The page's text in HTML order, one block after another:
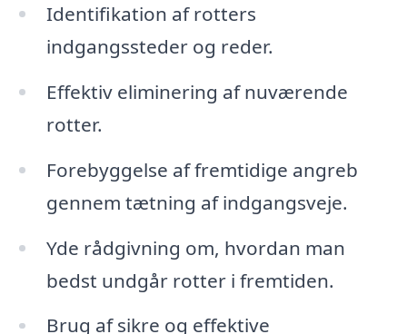
Identifikation af rotters
indgangssteder og reder.
Effektiv eliminering af nuværende
rotter.
Forebyggelse af fremtidige angreb
gennem tætning af indgangsveje.
Yde rådgivning om, hvordan man
bedst undgår rotter i fremtiden.
Brug af sikre og effektive